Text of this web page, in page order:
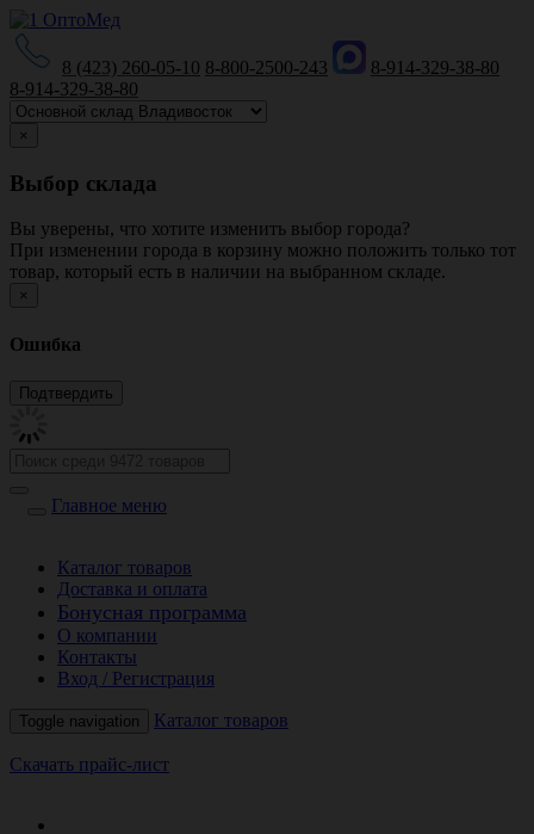
8 (423) 260-05-10 8-800-2500-243
8-914-329-38-80
8-914-329-38-80
×
Выбор склада
Вы уверены, что хотите изменить выбор города?
При изменении города в корзину можно положить только тот
товар, который есть в наличии на выбранном складе.
×
Ошибка
Главное меню
Каталог товаров
Доставка и оплата
Бонусная программа
О компании
Контакты
Вход / Регистрация
Toggle navigation Каталог товаров
Скачать прайс-лист